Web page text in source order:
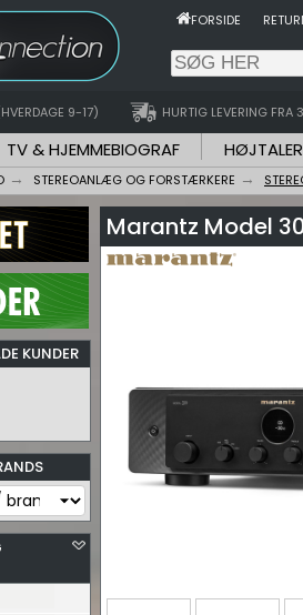
FORSIDE
9-17) HURTIG LEVERING FRA
TV & HJEMMEBIOGRAF HØJTALER
STEREOANLÆG OG FORSTÆRKERE
KUNDER
Marantz Model